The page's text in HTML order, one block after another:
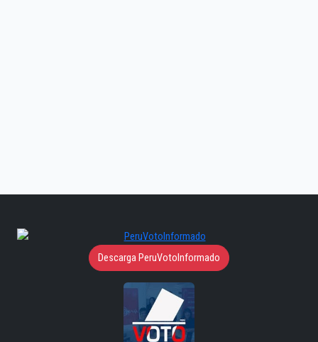
Descarga PeruVotoInformado